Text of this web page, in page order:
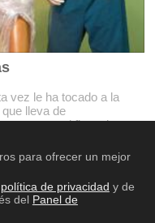
vez le ha tocado a la
lleva de
meses y al fin se han
para ofrecer un mejor
política de privacidad y de
del Panel de